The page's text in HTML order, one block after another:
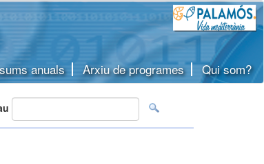
anuals Arxiu de programes Qui som?